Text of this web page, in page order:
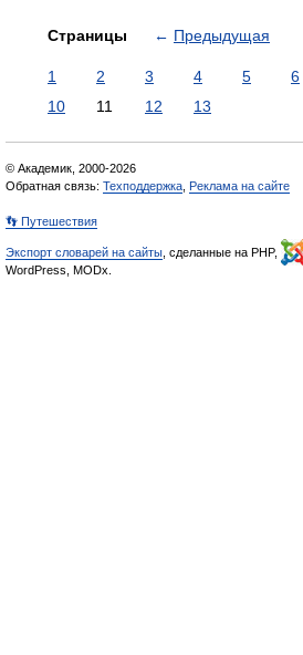
Страницы ← Предыдущая
1 2 3 4 5 6
10
11 12 13
© Академик, 2000-2026
Обратная связь: Техподдержка Реклама на сайте
👣 Путешествия
Экспорт словарей на сайты , сделанные на PHP,
WordPress, MODx.